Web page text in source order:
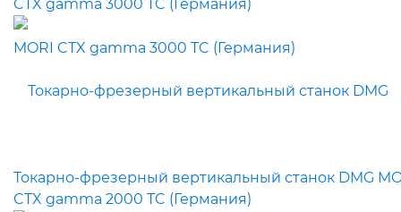
CTX gamma 3000 TC (Германия)
Токарно-фрезерный вертикальный станок DMG
CTX gamma 2000 TC (Германия)